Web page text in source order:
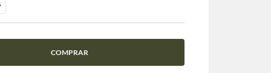
COMPRAR